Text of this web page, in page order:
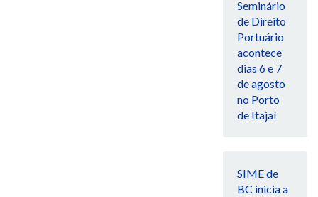
Seminário
de Direito
Portuário
acontece
dias 6 e 7
de agosto
no Porto
de Itajaí
SIME de
BC inicia a